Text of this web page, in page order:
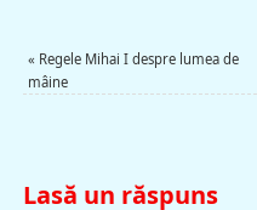
« Regele Mihai I despre lumea de
mâine
Lasă un răspuns